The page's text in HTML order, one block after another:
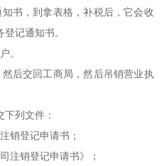
知书，到拿表格，补税后，它会收
记通知书。
。
然后交回工商局，然后吊销营业执
列文件：
销登记申请书；
注销登记申请书》；